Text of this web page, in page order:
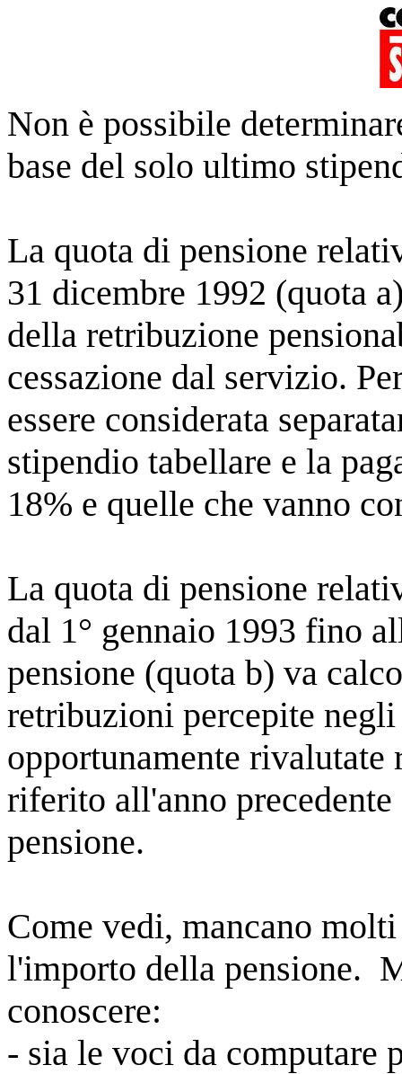
Non è possibile
base del solo ultimo
La quota di pensione
31 dicembre 1992 (quota
della retribuzione
cessazione dal servizio.
essere considerata
stipendio tabellare e la
18% e quelle che vanno
La quota di pensione
dal 1° gennaio 1993 fino
pensione (quota b) va
retribuzioni percepite
opportunamente
riferito all'anno
pensione.
Come vedi, mancano
l'importo della pensione.
conoscere:
- sia le voci da computare